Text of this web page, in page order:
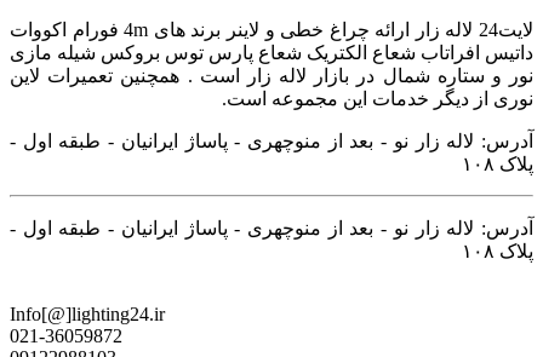
لایت24 لاله زار ارائه چراغ خطی و لاینر برند های 4m فورام اکووات
داتیس افراتاب شعاع الکتریک شعاع پارس توس بروکس شیله مازی
نور و ستاره شمال در بازار لاله زار است . همچنین تعمیرات لاین
نوری از دیگر خدمات این مجموعه است.
آدرس: لاله زار نو - بعد از منوچهری - پاساژ ایرانیان - طبقه اول -
پلاک ۱۰۸
آدرس: لاله زار نو - بعد از منوچهری - پاساژ ایرانیان - طبقه اول -
پلاک ۱۰۸
Info[@]lighting24.ir
021-36059872